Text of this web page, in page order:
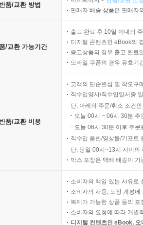
반품/교환 방법
판매자 배송 상품은 판매자
/교환 가능기간
출고 완료 후 10일 이내의
디지털 콘텐츠인 eBook의
중고상품의 경우 출고 완료
모바일 쿠폰의 경우 유효기
반품/교환 비용
고객의 단순변심 및 착오구
직수입양서/직수입일서중
단, 아래의 주문/취소 조건
오늘 00시 ~ 06시 30분
오늘 06시 30분 이후 주
직수입 음반/영상물/기프트
단, 당일 00시~13시 사이의
박스 포장은 택배 배송이
소비자의 책임 있는 사유로
소비자의 사용, 포장 개봉
복제가 가능한 상품 등의
소비자의 요청에 따라 개별
디지털 컨텐츠인 eBook,